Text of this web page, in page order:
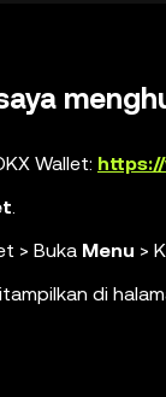
Wallet:
.
> Buka Menu >
di